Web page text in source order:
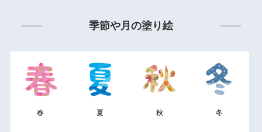
季節や月の塗り絵
春 夏 秋 冬